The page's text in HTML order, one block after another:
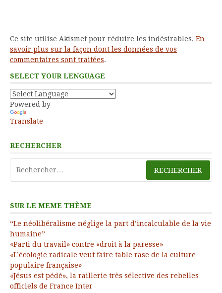
Ce site utilise Akismet pour réduire les indésirables. En
savoir plus sur la façon dont les données de vos
commentaires sont traitées.
SELECT YOUR LENGUAGE
Powered by
Translate
RECHERCHER
SUR LE MEME THÈME
“Le néolibéralisme néglige la part d’incalculable de la vie
humaine”
«Parti du travail» contre «droit à la paresse»
«L’écologie radicale veut faire table rase de la culture
populaire française»
«Jésus est pédé», la raillerie très sélective des rebelles
officiels de France Inter